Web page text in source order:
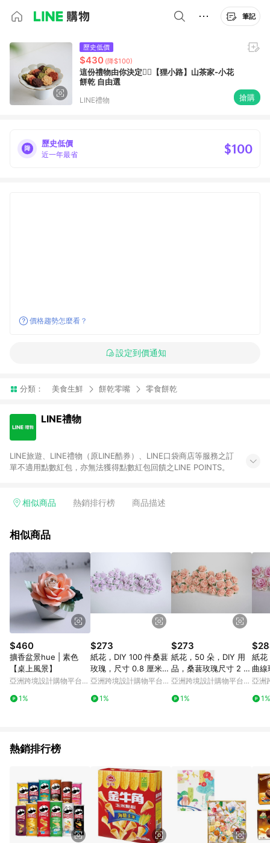
筆記
歷史低價
$430 (降$100)
這份禮物由你決定✌🏻【狸小路】山茶家-小花
餅乾 自由選
LINE禮物 搶購
歷史低價
近一年最省 $100
價格趨勢怎麼看？
設定到價通知
分類： 美食生鮮 餅乾零嘴 零食餅乾
LINE禮物
LINE旅遊、LINE禮物（原LINE酷券）、LINE口袋商店等服務之訂
單不適用點數紅包，亦無法獲得點數紅包回饋之LINE POINTS。
相似商品 熱銷排行榜 商品描述
相似商品
$460
擴香盆景hue | 素色
【桌上風景】
亞洲跨境設計購物平台
1%
$273
紙花，DIY 100 件桑葚
玫瑰，尺寸 0.8 厘米，
淡紫色。
亞洲跨境設計購物平台
1%
$273
紙花，50 朵，DIY 用
品，桑葚玫瑰尺寸 2 厘
米，桃紅。
亞洲跨境設計購物平台
1%
紙花
曲
米，
亞洲
1%
熱銷排行榜